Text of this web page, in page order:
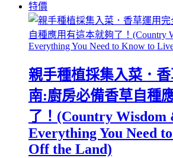
特價
親手種植採集入菜．
南:廚房必備香草自種
了！(Country
Everything You Need
Off the Land)